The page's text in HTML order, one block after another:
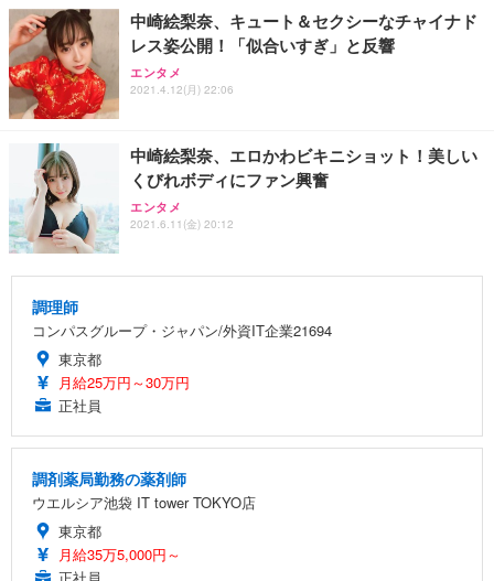
中崎絵梨奈、キュート＆セクシーなチャイナド
レス姿公開！「似合いすぎ」と反響
エンタメ
2021.4.12(月) 22:06
中崎絵梨奈、エロかわビキニショット！美しい
くびれボディにファン興奮
エンタメ
2021.6.11(金) 20:12
調理師
コンパスグループ・ジャパン/外資IT企業21694
東京都
月給25万円～30万円
正社員
調剤薬局勤務の薬剤師
ウエルシア池袋 IT tower TOKYO店
東京都
月給35万5,000円～